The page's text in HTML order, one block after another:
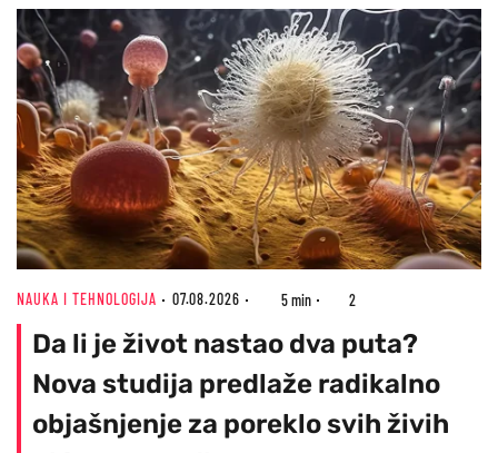
NAUKA I TEHNOLOGIJA 07.08.2026 5 min 2
Da li je život nastao dva puta?
Nova studija predlaže radikalno
objašnjenje za poreklo svih živih